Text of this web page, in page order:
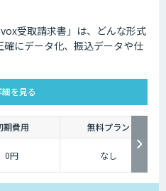
受取請求書」は、どんな形式
にデータ化、振込データや仕
を見る
期費用
無料プラン
0円 なし